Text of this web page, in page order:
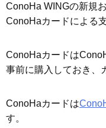
ConoHa WINGの新規
ConoHaカードによる
ConoHaカードは
事前に購入しておき、
ConoHaカードは
す。